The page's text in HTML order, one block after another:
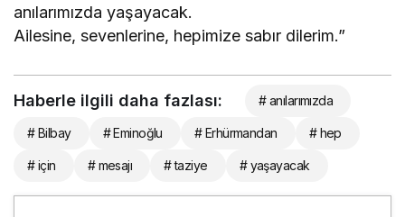
anılarımızda yaşayacak.
Ailesine, sevenlerine, hepimize sabır dilerim.”
Haberle ilgili daha fazlası: # anılarımızda
# Bilbay # Eminoğlu # Erhürmandan # hep
# için # mesajı # taziye # yaşayacak